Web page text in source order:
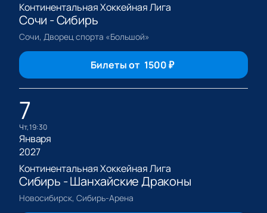
Континентальная Хоккейная Лига
Сочи - Сибирь
Сочи, Дворец спорта «Большой»
Билеты от 1500₽
7
чт, 19:30
Января
2027
Континентальная Хоккейная Лига
Сибирь - Шанхайские Драконы
Новосибирск, Сибирь-Арена